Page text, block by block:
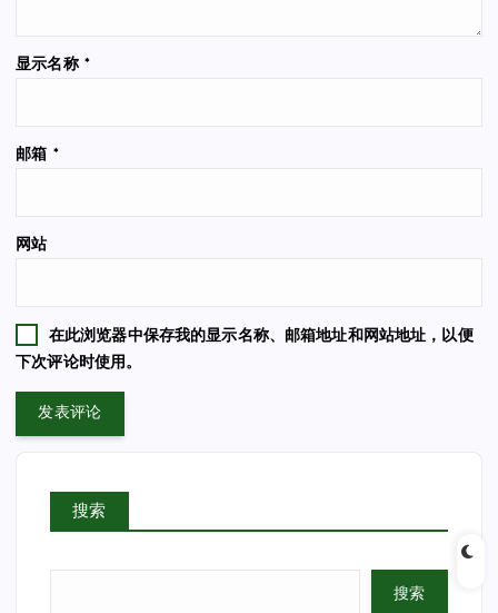
显示名称 *
邮箱 *
网站
在此浏览器中保存我的显示名称、邮箱地址和网站地址，以便
下次评论时使用。
搜索
搜索